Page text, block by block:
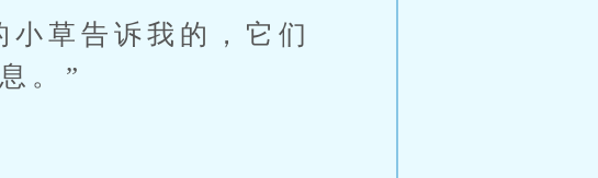
草告诉我的，它们
。”